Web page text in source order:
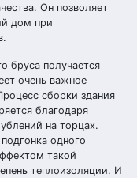
Он позволяет
дом при
бруса получается
очень важное
сборки здания
благодаря
на торцах.
одного
такой
теплоизоляции. И